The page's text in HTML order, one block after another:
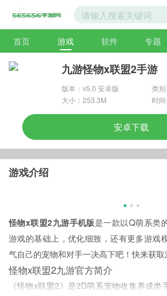
首页 游戏 软件 专题
九游怪物x联盟2手游
版本：v5.0 安卓版
类
大小：253.3M
时
安卓下载
游戏介绍
怪物x联盟2九游手机版是一款以Q萌系类
游戏的基础上，优化细致，还有更多游戏
气自己的宠物和对手一决高下吧！快来获取
怪物x联盟2九游官方简介
《怪物x联盟2》是2D萌系宠物收集养成